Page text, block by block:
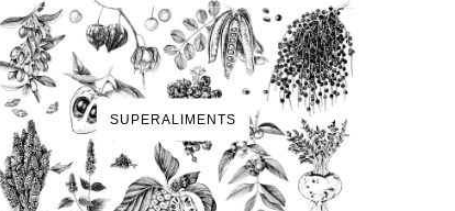
SUPERALIMENTS